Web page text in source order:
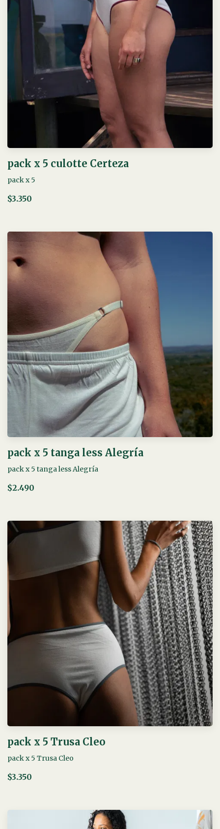
pack x 5 culotte Certeza
pack x 5
$3.350
pack x 5 tanga less Alegría
pack x 5 tanga less Alegría
$2.490
pack x 5 Trusa Cleo
pack x 5 Trusa Cleo
$3.350